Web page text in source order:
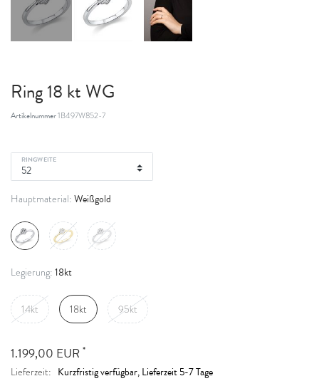
Ring 18 kt WG
Artikelnummer1B497W852-7
RINGWEITE
Hauptmaterial: Weißgold
Legierung: 18kt
14kt 18kt 95kt
1.199,00 EUR *
Lieferzeit: Kurzfristig verfügbar, Lieferzeit 5-7 Tage